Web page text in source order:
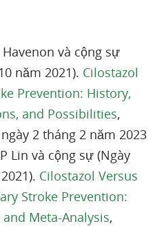
và cộng sự
năm 2021). Cilostazol
Prevention: History,
and Possibilities,
2 tháng 2 năm 2023
Lin và cộng sự (Ngày
Cilostazol Versus
Stroke Prevention:
Meta-Analysis,